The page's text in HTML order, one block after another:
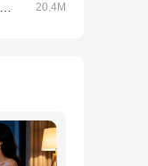
20.4M